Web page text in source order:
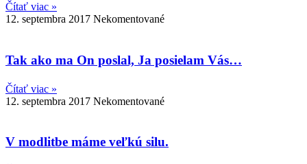
Čítať viac »
12. septembra 2017 Nekomentované
Tak ako ma On poslal, Ja posielam Vás…
Čítať viac »
12. septembra 2017 Nekomentované
V modlitbe máme veľkú silu.